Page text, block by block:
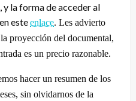
la forma de acceder al
esteenlace. Les advierto
proyección del documental,
es un precio razonable.
hacer un resumen de los
sin olvidarnos de la